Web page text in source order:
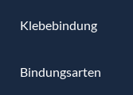
Klebebindung
Bindungsarten